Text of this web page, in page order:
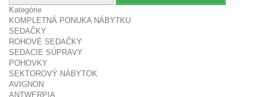
Kategórie
KOMPLETNÁ PONUKA NÁBYTKU
SEDAČKY
ROHOVÉ SEDAČKY
SEDACIE SÚPRAVY
POHOVKY
SEKTOROVÝ NÁBYTOK
AVIGNON
ANTWERPIA